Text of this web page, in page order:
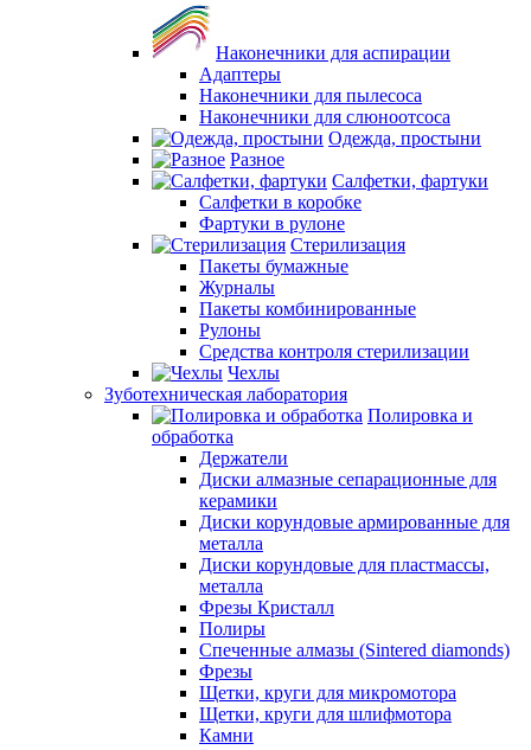
Наконечники для аспирации
Адаптеры
Наконечники для пылесоса
Наконечники для слюноотсоса
Одежда, простыни
Разное
Салфетки, фартуки
Салфетки в коробке
Фартуки в рулоне
Стерилизация
Пакеты бумажные
Журналы
Пакеты комбинированные
Рулоны
Средства контроля стерилизации
Чехлы
Зуботехническая лаборатория
Полировка и
обработка
Держатели
Диски алмазные сепарационные для
керамики
Диски корундовые армированные для
металла
Диски корундовые для пластмассы,
металла
Фрезы Кристалл
Полиры
Спеченные алмазы (Sintered diamonds)
Фрезы
Щетки, круги для микромотора
Щетки, круги для шлифмотора
Камни